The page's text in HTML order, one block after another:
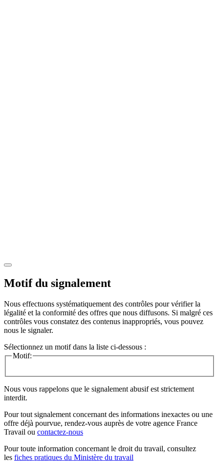
Motif du signalement
Nous effectuons systématiquement des contrôles pour vérifier la
légalité et la conformité des offres que nous diffusons. Si malgré ces
contrôles vous constatez des contenus inappropriés, vous pouvez
nous le signaler.
Sélectionnez un motif dans la liste ci-dessous :
Motif:
Nous vous rappelons que le signalement abusif est strictement
interdit.
Pour tout signalement concernant des informations inexactes ou une
offre déjà pourvue, rendez-vous auprès de votre agence France
Travail ou contactez-nous
Pour toute information concernant le droit du travail, consultez
les fiches pratiques du Ministère du travail